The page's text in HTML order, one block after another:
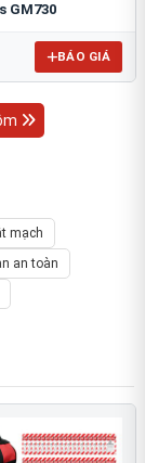
GM730
BÁO GIÁ
mạch
an toàn